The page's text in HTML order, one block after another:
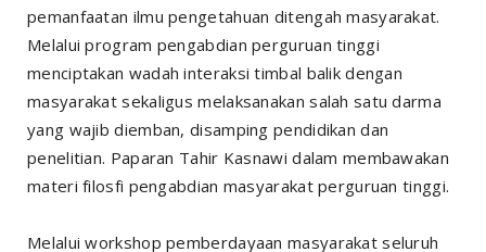
pemanfaatan ilmu pengetahuan ditengah masyarakat.
Melalui program pengabdian perguruan tinggi
menciptakan wadah interaksi timbal balik dengan
masyarakat sekaligus melaksanakan salah satu darma
yang wajib diemban, disamping pendidikan dan
penelitian. Paparan Tahir Kasnawi dalam membawakan
materi filosfi pengabdian masyarakat perguruan tinggi.
Melalui workshop pemberdayaan masyarakat seluruh